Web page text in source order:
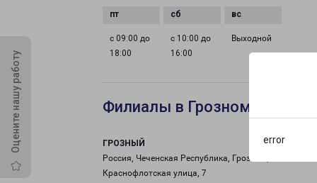
error
Оцените нашу работу
с 09:00 до
18:00
с 10:00 до
16:00
Выходной
Филиалы в Грозном
ГРОЗНЫЙ
Россия, Чеченская Республика, Грозный,
Краснофлотская улица, 7